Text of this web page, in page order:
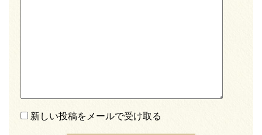
新しい投稿をメールで受け取る